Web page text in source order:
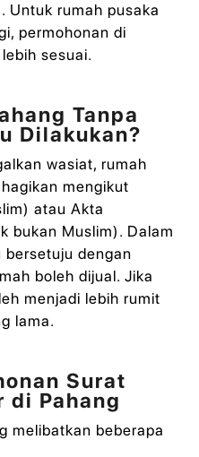
Untuk rumah pusaka
permohonan di
sesuai.
Tanpa
Dilakukan?
wasiat, rumah
mengikut
atau Akta
bukan Muslim). Dalam
bersetuju dengan
boleh dijual. Jika
menjadi lebih rumit
lama.
Surat
di Pahang
melibatkan beberapa